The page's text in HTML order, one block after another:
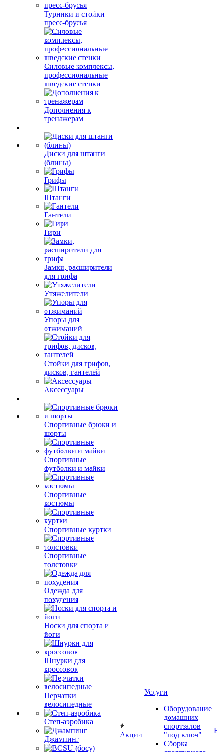
Турники и стойки
пресс-брусья
Силовые комплексы,
профессиональные
шведские стенки
Дополнения к
тренажерам
Диски для штанги
(блины)
Грифы
Штанги
Гантели
Гири
Замки, расширители
для грифа
Утяжелители
Упоры для
отжиманий
Стойки для грифов,
дисков, гантелей
Аксессуары
Спортивные брюки и
шорты
Спортивные
футболки и майки
Спортивные
костюмы
Спортивные куртки
Спортивные
толстовки
Одежда для
похудения
Носки для спорта и
йоги
Шнурки для
кроссовок
Перчатки
велосипедные
Степ-аэробика
Джампинг
Акции
Услуги
Оборудование
домашних
спортзалов
"под ключ"
Сборка